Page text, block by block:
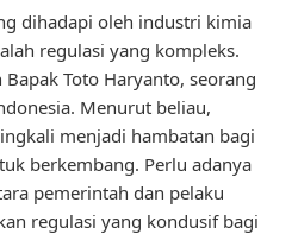
dihadapi oleh industri kimia
regulasi yang kompleks.
Toto Haryanto, seorang
Menurut beliau,
menjadi hambatan bagi
berkembang. Perlu adanya
pemerintah dan pelaku
regulasi yang kondusif bagi